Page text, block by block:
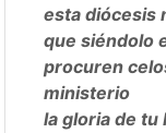
esta diócesis
que siéndolo
procuren
ministerio
la gloria de tu